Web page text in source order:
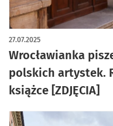
Wrocławianka
polskich artystek.
książce [ZDJĘCIA]
27.07.2025
artykuł z galerią zdjęć